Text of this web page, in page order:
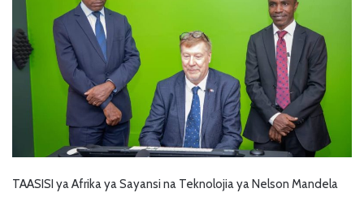
TAASISI ya Afrika ya Sayansi na Teknolojia ya Nelson Mandela